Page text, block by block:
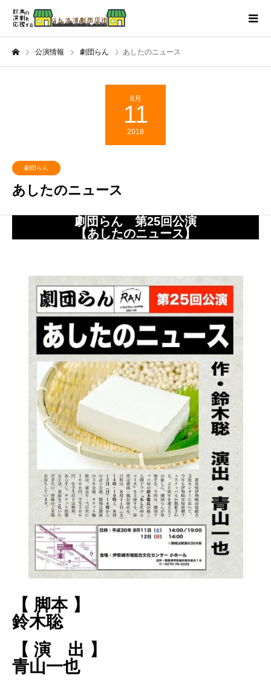
公演情報 劇団らん あしたのニュース
8月
11
2018
劇団らん
あしたのニュース
劇団らん 第25回公演
【あしたのニュース】
【 脚本 】
鈴木聡
【 演 出 】
青山一也